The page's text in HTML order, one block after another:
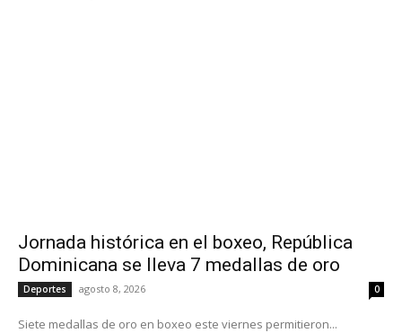
Jornada histórica en el boxeo, República
Dominicana se lleva 7 medallas de oro
Deportes agosto 8, 2026 0
Siete medallas de oro en boxeo este viernes permitieron...